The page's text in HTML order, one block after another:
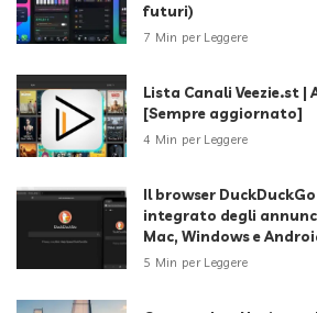
futuri)
7 Min per Leggere
Lista Canali Veezie.st |
[Sempre aggiornato]
4 Min per Leggere
Il browser
integrato degli annunci
Mac, Windows e
5 Min per Leggere